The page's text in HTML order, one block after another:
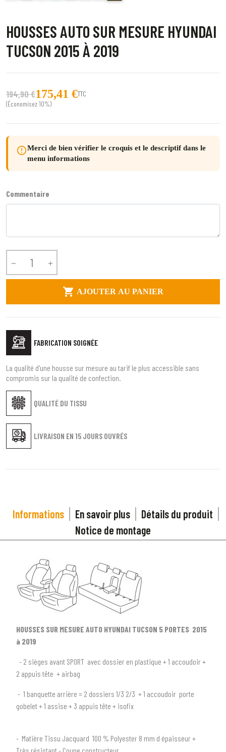
SÉLECTIONNEZ LE TYPE DE VOTRE VÉHICULE
HOUSSES AUTO SUR MESURE HYUNDAI
TUCSON 2015 À 2019
194,90 €175,41 €TTC
(Économisez 10%)
error_outlineMerci de bien vérifier le croquis et le descriptif dans le
menu informations
Commentaire
 
 AJOUTER AU PANIER
FABRICATION SOIGNÉE
QUALITÉ DU TISSU
LIVRAISON EN 15 JOURS OUVRÉS
La qualité d'une housse sur mesure au tarif le plus accessible sans
compromis sur la qualité de confection.
Informations En savoir plus
Détails du produit
Notice de montage
HOUSSES SUR MESURE AUTO HYUNDAI TUCSON 5 PORTES 2015
à 2019
- 2 sièges avant SPORT avec dossier en plastique + 1 accoudoir +
2 appuis tête + airbag
- 1 banquette arrière = 2 dossiers 1/3 2/3 + 1 accoudoir porte
gobelet + 1 assise + 3 appuis tête + isofix
- Matière Tissu Jacquard 100 % Polyester 8 mm d épaisseur +
Très résistant - Coupe constructeur